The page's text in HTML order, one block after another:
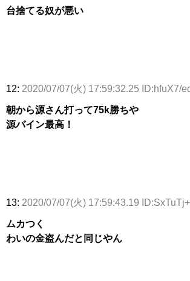
台捨てる奴が悪い
12: 2020/07/07(火) 17:59:32.25 ID:hfuX7/
朝から源さん打って75k勝ちや
源バイン最高！
13: 2020/07/07(火) 17:59:43.19
ムカつく
わいの金盗んだと同じやん